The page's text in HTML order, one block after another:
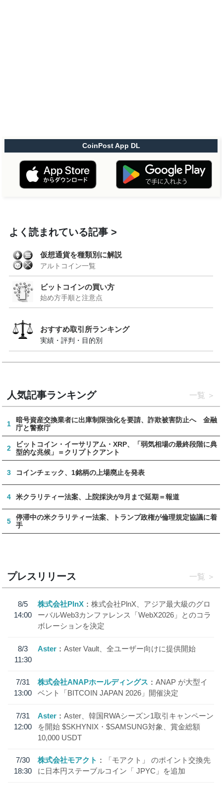
CoinPost App DL
よく読まれている記事
仮想通貨を種類別に解説
アルトコイン一覧
ビットコインの買い方
始め方手順と注意点
おすすめ取引所ランキング
実績・評判・目的別
人気記事ランキング 一覧
1
暗号資産交換業者に出庫制限強化を要請、詐欺被害防止へ 金融
庁と警察庁
2
ビットコイン・イーサリアム・XRP、「弱気相場の最終段階に典
型的な兆候」＝クリプトクアント
3 コインチェック、1銘柄の上場廃止を発表
4 米クラリティー法案、上院採決が9月まで延期＝報道
5
停滞中の米クラリティー法案、トランプ政権が倫理規定協議に着
手
プレスリリース 一覧
8/5
14:00
株式会社PlnX
株式会社PlnX、アジア最大級のグロ
ーバルWeb3カンファレンス「WebX2026」とのコラ
ボレーションを決定
8/3
11:30
Aster Aster Vault、全ユーザー向けに提供開始
7/31
13:00
株式会社ANAPホールディングス
ANAP が大型イ
ベント「BITCOIN JAPAN 2026」開催決定
7/31
12:00
Aster
Aster、韓国RWAシーズン1取引キャンペーン
を開始 $SKHYNIX・$SAMSUNG対象、賞金総額
10,000 USDT
7/30
18:30
株式会社モアクト
「モアクト」 のポイント交換先
に日本円ステーブルコイン「 JPYC」を追加